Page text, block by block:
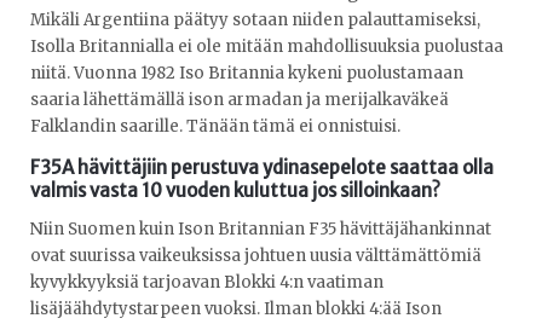
Mikäli Argentiina päätyy sotaan niiden palauttamiseksi,
Isolla Britannialla ei ole mitään mahdollisuuksia puolustaa
niitä. Vuonna 1982 Iso Britannia kykeni puolustamaan
saaria lähettämällä ison armadan ja merijalkaväkeä
Falklandin saarille. Tänään tämä ei onnistuisi.
F35A hävittäjiin perustuva ydinasepelote saattaa olla
valmis vasta 10 vuoden kuluttua jos silloinkaan?
Niin Suomen kuin Ison Britannian F35 hävittäjähankinnat
ovat suurissa vaikeuksissa johtuen uusia välttämättömiä
kyvykkyyksiä tarjoavan Blokki 4:n vaatiman
lisäjäähdytystarpeen vuoksi. Ilman blokki 4:ää Ison